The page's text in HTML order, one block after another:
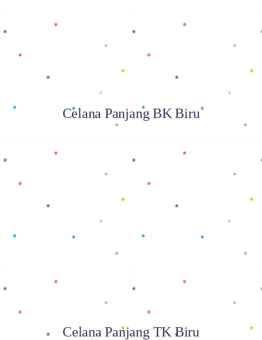
Celana Panjang BK Biru
Baca selengkapnya
Celana Panjang TK Biru